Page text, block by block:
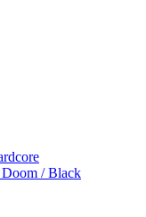
Doom / Black